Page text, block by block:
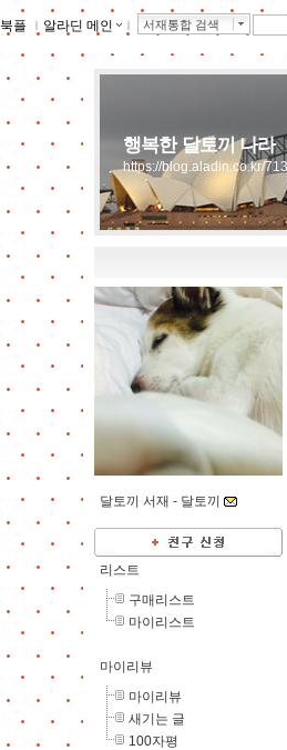
북플 ｌ 알라딘 메인 ｌ 서재통합 검색
행복한 달토끼 나라
https://blog.aladin.co.kr/
달토끼 서재 - 달토끼
리스트
구매리스트
마이리스트
마이리뷰
마이리뷰
새기는 글
100자평